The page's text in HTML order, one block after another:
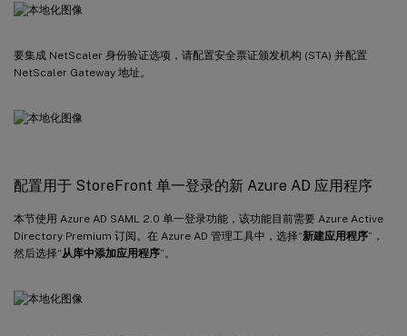
要集成 NetScaler 身份验证选项，请配置安全票证颁发机构 (STA) 并配置
NetScaler Gateway 地址。
配置用于 StoreFront 单一登录的新 Azure AD 应用程序
本节使用 Azure AD SAML 2.0 单一登录功能，该功能目前需要 Azure Active
Directory Premium 订阅。在 Azure AD 管理工具中，选择“新建应用程序”，
然后选择“从库中添加应用程序”。